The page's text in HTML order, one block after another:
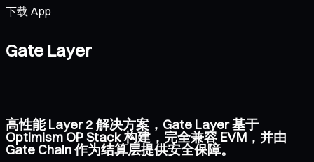
下载 App
Gate Layer
高性能 Layer 2 解决方案，Gate Layer 基于
Optimism OP Stack 构建，完全兼容 EVM，并由
Gate Chain 作为结算层提供安全保障。